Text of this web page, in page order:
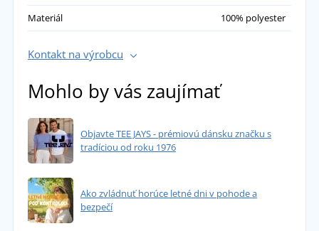
Materiál 100% polyester
Kontakt na výrobcu
Mohlo by vás zaujímať
Objavte TEE JAYS - prémiovú dánsku značku s
tradíciou od roku 1976
Ako zvládnuť horúce letné dni v pohode a
bezpečí